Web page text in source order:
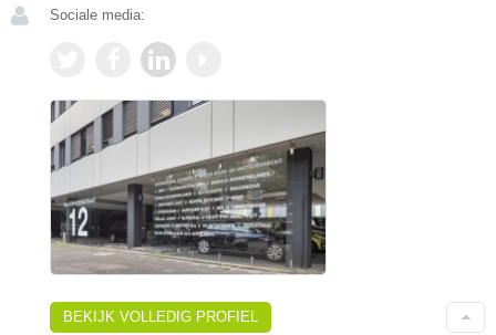
Sociale media:
BEKIJK VOLLEDIG PROFIEL